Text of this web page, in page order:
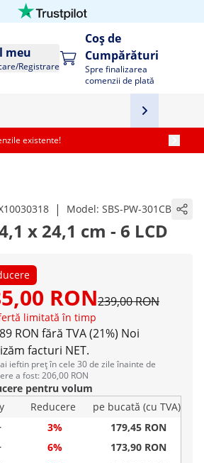
meu
Registrare
Coș de
Cumpărături
Spre finalizarea
comenzii de plată
existente!
| Model: SBS-PW-301CB
x 24,1 cm - 6 LCD
RON239,00 RON
limitată în timp
RON fără TVA (21%) Noi
facturi NET.
ieftin preț în cele 30 de zile înainte de
a fost: 206,00 RON
pentru volum
Reducere
pe bucată (cu TVA)
3%
179,45 RON
6%
173,90 RON